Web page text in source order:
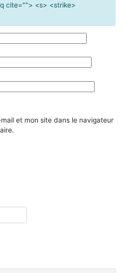
cite=""> <s> <strike>
et mon site dans le navigateur